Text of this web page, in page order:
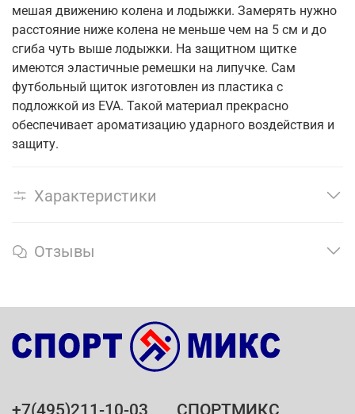
мешая движению колена и лодыжки. Замерять нужно
расстояние ниже колена не меньше чем на 5 см и до
сгиба чуть выше лодыжки. На защитном щитке
имеются эластичные ремешки на липучке. Сам
футбольный щиток изготовлен из пластика с
подложкой из EVA. Такой материал прекрасно
обеспечивает ароматизацию ударного воздействия и
защиту.
Характеристики
Отзывы
+7(495)211-10-03 СПОРТМИКС